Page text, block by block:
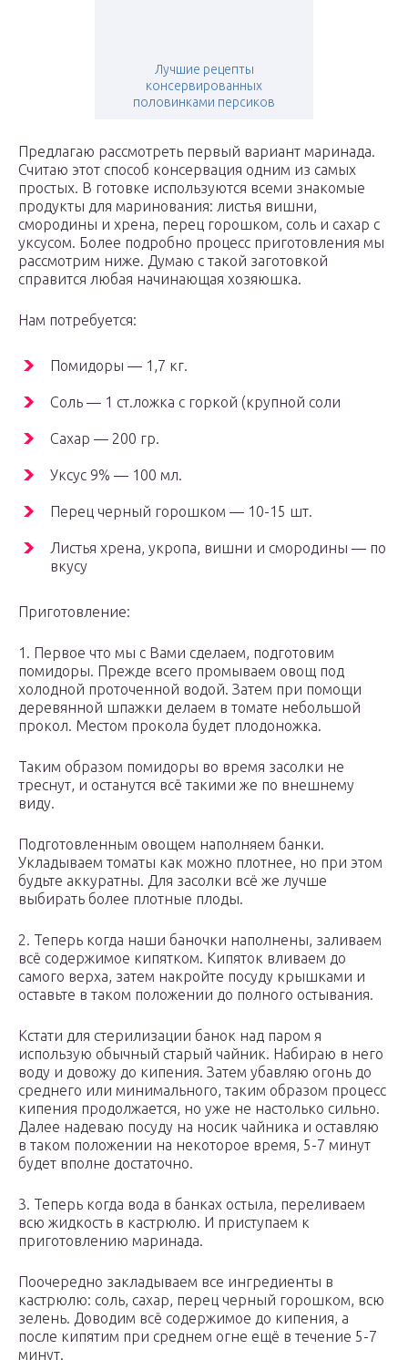
Лучшие рецепты
консервированных
половинками персиков
Предлагаю рассмотреть первый вариант маринада.
Считаю этот способ консервация одним из самых
простых. В готовке используются всеми знакомые
продукты для маринования: листья вишни,
смородины и хрена, перец горошком, соль и сахар с
уксусом. Более подробно процесс приготовления мы
рассмотрим ниже. Думаю с такой заготовкой
справится любая начинающая хозяюшка.
Нам потребуется:
Помидоры — 1,7 кг.
Соль — 1 ст.ложка с горкой (крупной соли
Сахар — 200 гр.
Уксус 9% — 100 мл.
Перец черный горошком — 10-15 шт.
Листья хрена, укропа, вишни и смородины — по
вкусу
Приготовление:
1. Первое что мы с Вами сделаем, подготовим
помидоры. Прежде всего промываем овощ под
холодной проточенной водой. Затем при помощи
деревянной шпажки делаем в томате небольшой
прокол. Местом прокола будет плодоножка.
Таким образом помидоры во время засолки не
треснут, и останутся всё такими же по внешнему
виду.
Подготовленным овощем наполняем банки.
Укладываем томаты как можно плотнее, но при этом
будьте аккуратны. Для засолки всё же лучше
выбирать более плотные плоды.
2. Теперь когда наши баночки наполнены, заливаем
всё содержимое кипятком. Кипяток вливаем до
самого верха, затем накройте посуду крышками и
оставьте в таком положении до полного остывания.
Кстати для стерилизации банок над паром я
использую обычный старый чайник. Набираю в него
воду и довожу до кипения. Затем убавляю огонь до
среднего или минимального, таким образом процесс
кипения продолжается, но уже не настолько сильно.
Далее надеваю посуду на носик чайника и оставляю
в таком положении на некоторое время, 5-7 минут
будет вполне достаточно.
3. Теперь когда вода в банках остыла, переливаем
всю жидкость в кастрюлю. И приступаем к
приготовлению маринада.
Поочередно закладываем все ингредиенты в
кастрюлю: соль, сахар, перец черный горошком, всю
зелень. Доводим всё содержимое до кипения, а
после кипятим при среднем огне ещё в течение 5-7
минут.